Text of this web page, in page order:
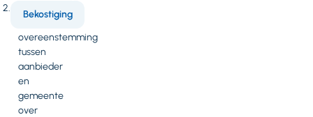
Spoor
overeenstemming
tussen
aanbieder
en
gemeente
over
Bekostiging